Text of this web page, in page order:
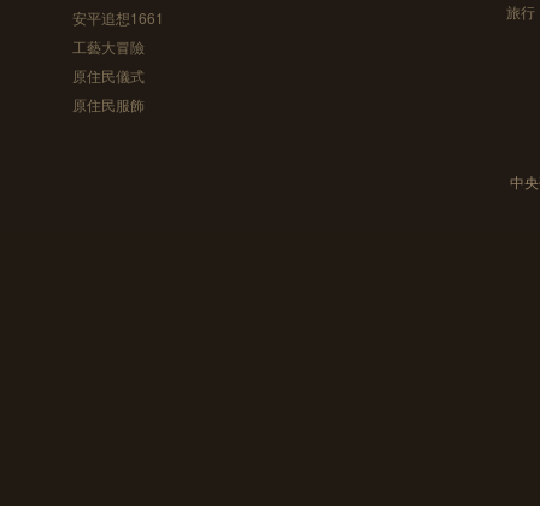
安平追想1661
工藝大冒險
原住民儀式
原住民服飾
旅行
中